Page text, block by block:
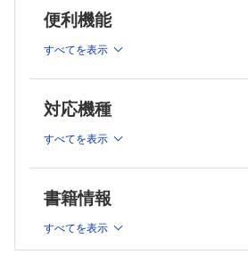
エクソソームとliquid biopsy 小濱一作
メタボローム解析によるliquid biopsy
連載
救急医学－現状と課題(17)（最終回）
て 山畑佳篤
Sustainable Development を目指した予
TOPICS
免疫学 T 細胞を若返らせる技術とがん
消化器内科学 習慣飲酒マーカー“糖鎖
（CDT）”のわが国における現状 野
便利機能
すべてを表示
対応機種
すべてを表示
書籍情報
すべてを表示